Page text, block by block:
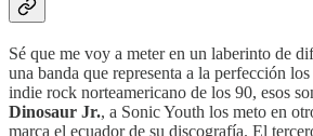
Sé que me voy a meter en un laberinto de
una banda que representa a la perfección
indie rock norteamericano de los 90, esos
Dinosaur Jr., a Sonic Youth los meto en
marca el ecuador de su discografía. El